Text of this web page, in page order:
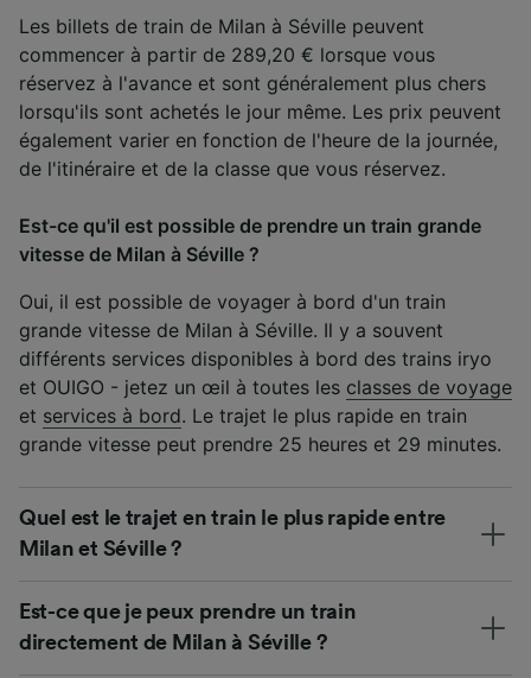
Les billets de train de Milan à Séville peuvent
commencer à partir de 289,20 € lorsque vous
réservez à l'avance et sont généralement plus chers
lorsqu'ils sont achetés le jour même. Les prix peuvent
également varier en fonction de l'heure de la journée,
de l'itinéraire et de la classe que vous réservez.
Est-ce qu'il est possible de prendre un train grande
vitesse de Milan à Séville ?
Oui, il est possible de voyager à bord d'un train
grande vitesse de Milan à Séville. Il y a souvent
différents services disponibles à bord des trains iryo
et OUIGO - jetez un œil à toutes les classes de voyage
et services à bord. Le trajet le plus rapide en train
grande vitesse peut prendre 25 heures et 29 minutes.
Quel est le trajet en train le plus rapide entre
Milan et Séville ?
Est-ce que je peux prendre un train
directement de Milan à Séville ?